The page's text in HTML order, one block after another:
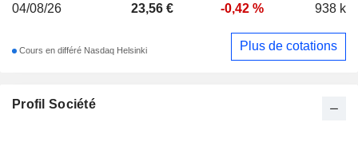
Profil Société
04/08/26
23,56 € -0,42 % 938 k
Cours en différé Nasdaq Helsinki Plus de cotations